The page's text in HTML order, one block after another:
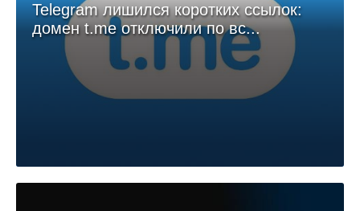
Telegram лишился коротких ссылок:
домен t.me отключили по вс...